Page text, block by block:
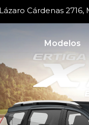
Cárdenas
Modelos